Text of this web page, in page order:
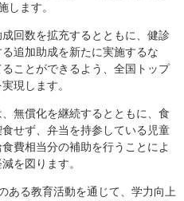
します。
回数を拡充するとともに、健診
追加助成を新たに実施するな
ことができるよう、全国トップ
現します。
無償化を継続するとともに、食
せず、弁当を持参している児童
費相当分の補助を行うことによ
を図ります。
ある教育活動を通じて、学力向上